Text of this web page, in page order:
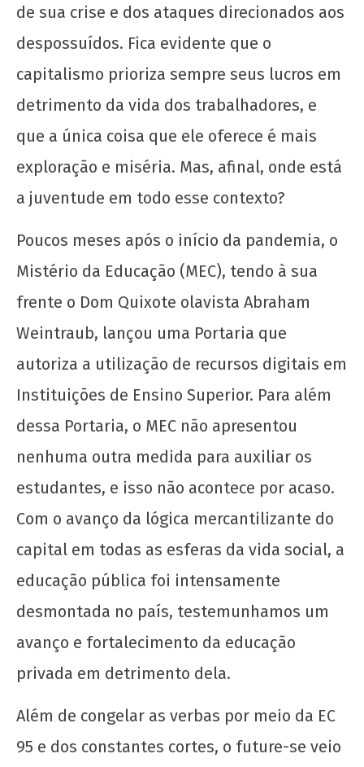
Provocações acerca do papel da extensão
universitária hoje
30 de
de 2020
admin
de sua crise e dos ataques direcionados aos
despossuídos. Fica evidente que o
capitalismo prioriza sempre seus lucros em
detrimento da vida dos trabalhadores, e
que a única coisa que ele oferece é mais
exploração e miséria. Mas, afinal, onde está
a juventude em todo esse contexto?
Poucos meses após o início da pandemia, o
Mistério da Educação (MEC), tendo à sua
frente o Dom Quixote olavista Abraham
Weintraub, lançou uma Portaria que
autoriza a utilização de recursos digitais em
Instituições de Ensino Superior. Para além
dessa Portaria, o MEC não apresentou
nenhuma outra medida para auxiliar os
estudantes, e isso não acontece por acaso.
Com o avanço da lógica mercantilizante do
capital em todas as esferas da vida social, a
educação pública foi intensamente
desmontada no país, testemunhamos um
avanço e fortalecimento da educação
privada em detrimento dela.
Além de congelar as verbas por meio da EC
95 e dos constantes cortes, o future-se veio